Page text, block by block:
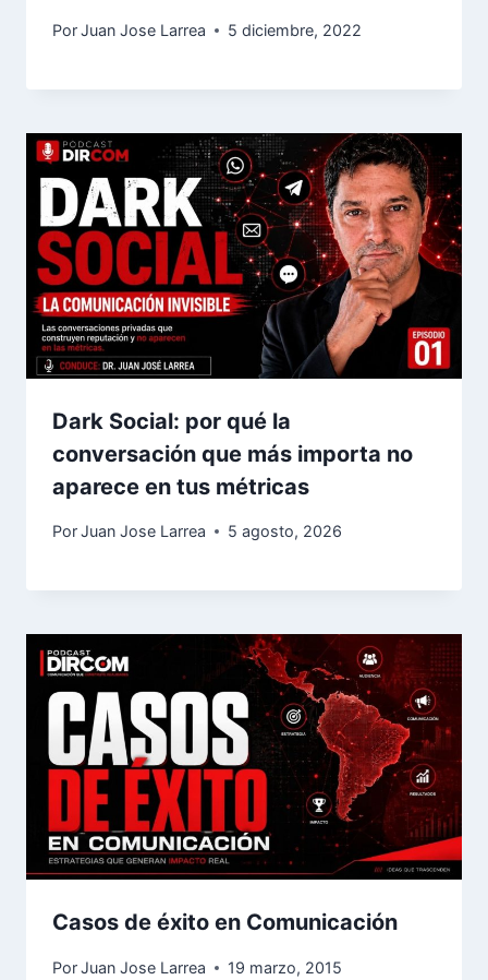
PorJuan Jose Larrea 5 diciembre, 2022
Dark Social: por qué la
conversación que más importa no
aparece en tus métricas
PorJuan Jose Larrea 5 agosto, 2026
Casos de éxito en Comunicación
PorJuan Jose Larrea 19 marzo, 2015